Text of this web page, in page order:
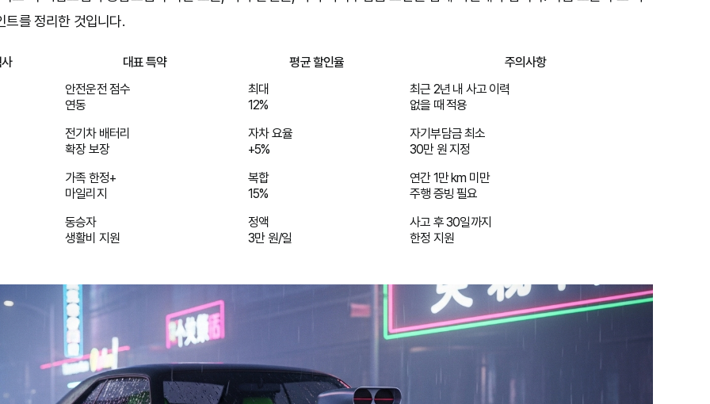
트를 정리한 것입니다.
대표 특약 평균 할인율
주의사항
안전운전 점수
연동
최대
12%
최근 2년 내 사고 이력
없을 때 적용
전기차 배터리
확장 보장
자차 요율
+5%
자기부담금 최소
30만 원 지정
가족 한정+
마일리지
복합
15%
연간 1만 km 미만
주행 증빙 필요
동승자
생활비 지원
정액
3만 원/일
사고 후 30일까지
한정 지원